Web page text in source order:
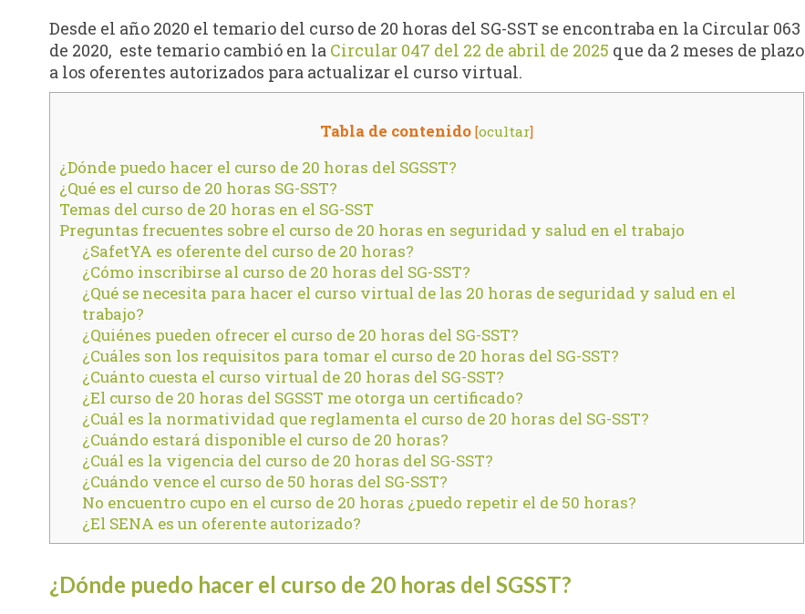
Desde el año 2020 el temario del curso de 20 horas del SG-SST se encontraba en la Circular 063
de 2020, este temario cambió en la Circular 047 del 22 de abril de 2025 que da 2 meses de plazo
a los oferentes autorizados para actualizar el curso virtual.
Tabla de contenido [ocultar]
¿Dónde puedo hacer el curso de 20 horas del SGSST?
¿Qué es el curso de 20 horas SG-SST?
Temas del curso de 20 horas en el SG-SST
Preguntas frecuentes sobre el curso de 20 horas en seguridad y salud en el trabajo
¿SafetYA es oferente del curso de 20 horas?
¿Cómo inscribirse al curso de 20 horas del SG-SST?
¿Qué se necesita para hacer el curso virtual de las 20 horas de seguridad y salud en el
trabajo?
¿Quiénes pueden ofrecer el curso de 20 horas del SG-SST?
¿Cuáles son los requisitos para tomar el curso de 20 horas del SG-SST?
¿Cuánto cuesta el curso virtual de 20 horas del SG-SST?
¿El curso de 20 horas del SGSST me otorga un certificado?
¿Cuál es la normatividad que reglamenta el curso de 20 horas del SG-SST?
¿Cuándo estará disponible el curso de 20 horas?
¿Cuál es la vigencia del curso de 20 horas del SG-SST?
¿Cuándo vence el curso de 50 horas del SG-SST?
No encuentro cupo en el curso de 20 horas ¿puedo repetir el de 50 horas?
¿El SENA es un oferente autorizado?
¿Dónde puedo hacer el curso de 20 horas del SGSST?